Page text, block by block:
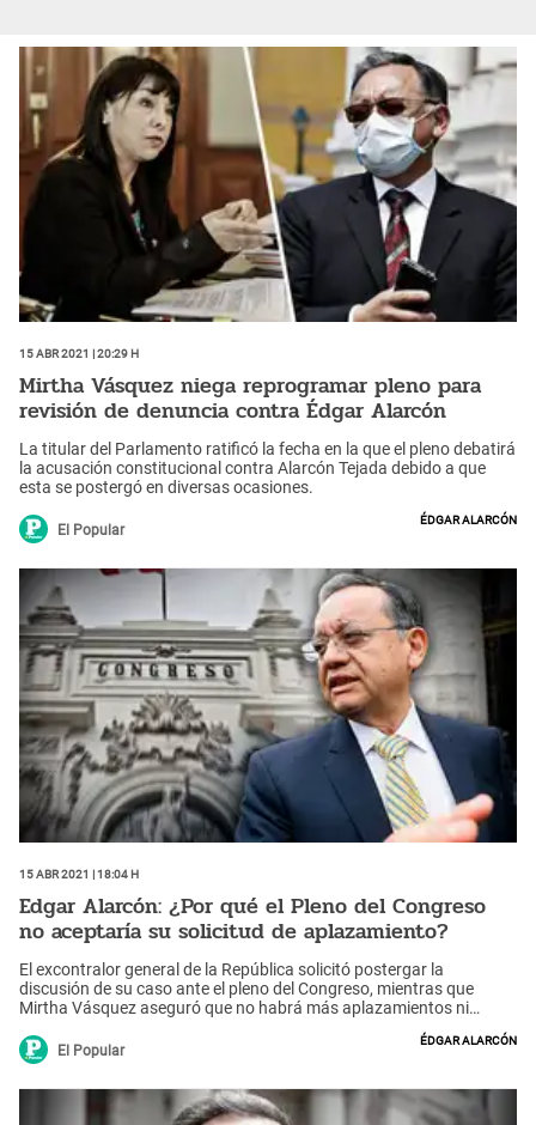
15 Abr 2021 | 20:29 h
Mirtha Vásquez niega reprogramar pleno para
revisión de denuncia contra Édgar Alarcón
La titular del Parlamento ratificó la fecha en la que el pleno debatirá
la acusación constitucional contra Alarcón Tejada debido a que
esta se postergó en diversas ocasiones.
El Popular
Édgar Alarcón
15 Abr 2021 | 18:04 h
Edgar Alarcón: ¿Por qué el Pleno del Congreso
no aceptaría su solicitud de aplazamiento?
El excontralor general de la República solicitó postergar la
discusión de su caso ante el pleno del Congreso, mientras que
Mirtha Vásquez aseguró que no habrá más aplazamientos ni
El Popular
Édgar Alarcón